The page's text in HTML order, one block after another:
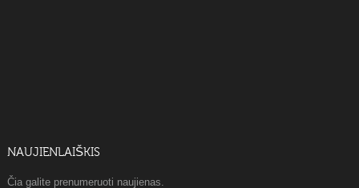
NAUJIENLAIŠKIS
Čia galite prenumeruoti naujienas.